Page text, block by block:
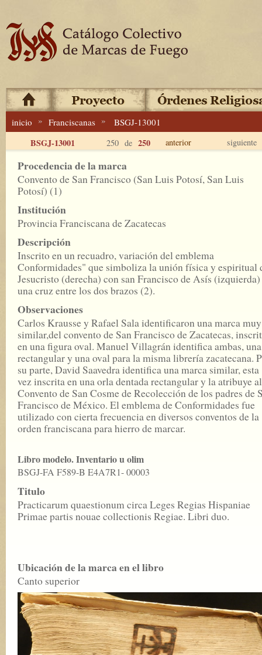
inicio » Franciscanas » BSGJ-13001
BSGJ-13001 250 de 250 anterior siguiente
Procedencia de la marca
Convento de San Francisco (San Luis Potosí, San Luis
Potosí) (1)
Institución
Provincia Franciscana de Zacatecas
Descripción
Inscrito en un recuadro, variación del emblema
Conformidades" que simboliza la unión física y espiritual
Jesucristo (derecha) con san Francisco de Asís
una cruz entre los dos brazos (2).
Observaciones
Carlos Krausse y Rafael Sala identificaron una marca muy
similar,del convento de San Francisco de Zacatecas,
en una figura oval. Manuel Villagrán identifica ambas, una
rectangular y una oval para la misma librería zacatecana.
su parte, David Saavedra identifica una marca similar, esta
vez inscrita en una orla dentada rectangular y la atribuye al
Convento de San Cosme de Recolección de los padres de
Francisco de México. El emblema de Conformidades fue
utilizado con cierta frecuencia en diversos conventos de la
orden franciscana para hierro de marcar.
Libro modelo. Inventario u olim
BSGJ-FA F589-B E4A7R1- 00003
Titulo
Practicarum quaestionum circa Leges Regias Hispaniae
Primae partis nouae collectionis Regiae. Libri duo.
Ubicación de la marca en el libro
Canto superior